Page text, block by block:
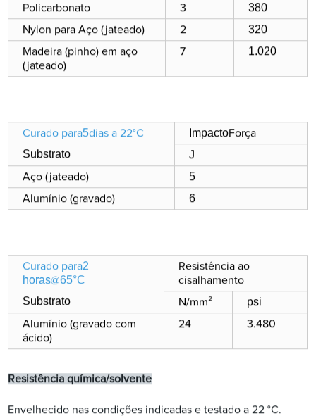
Policarbonato
3 380
Nylon para Aço (jateado) 2 320
Madeira (pinho) em aço
(jateado)
7 1.020
Curado para5dias a 22°C
Substrato
ImpactoForça
J
Aço (jateado) 5
Alumínio (gravado) 6
Curado para2
horas@65°C
Substrato
Resistência ao
cisalhamento
N/mm²
psi
Alumínio (gravado com
ácido)
24 3.480
Resistência química/solvente
Envelhecido nas condições indicadas e testado a 22 °C.